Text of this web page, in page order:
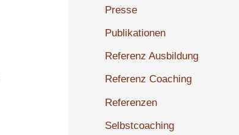
Presse
Publikationen
Referenz Ausbildung
Referenz Coaching
Referenzen
Selbstcoaching